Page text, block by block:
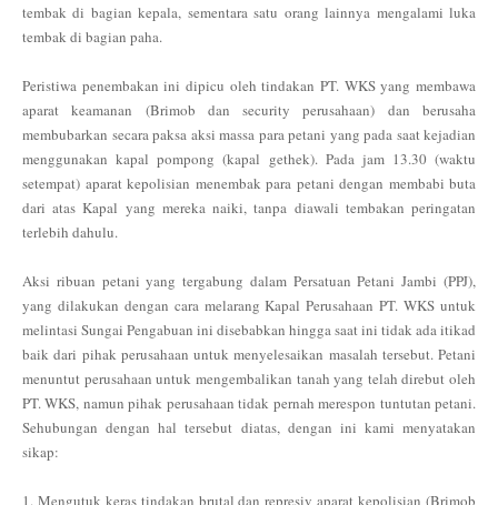
tembak di bagian kepala, sementara satu orang lainnya mengalami luka
tembak di bagian paha.
Peristiwa penembakan ini dipicu oleh tindakan PT. WKS yang membawa
aparat keamanan (Brimob dan security perusahaan) dan berusaha
membubarkan secara paksa aksi massa para petani yang pada saat kejadian
menggunakan kapal pompong (kapal gethek). Pada jam 13.30 (waktu
setempat) aparat kepolisian menembak para petani dengan membabi buta
dari atas Kapal yang mereka naiki, tanpa diawali tembakan peringatan
terlebih dahulu.
Aksi ribuan petani yang tergabung dalam Persatuan Petani Jambi (PPJ),
yang dilakukan dengan cara melarang Kapal Perusahaan PT. WKS untuk
melintasi Sungai Pengabuan ini disebabkan hingga saat ini tidak ada itikad
baik dari pihak perusahaan untuk menyelesaikan masalah tersebut. Petani
menuntut perusahaan untuk mengembalikan tanah yang telah direbut oleh
PT. WKS, namun pihak perusahaan tidak pernah merespon tuntutan petani.
Sehubungan dengan hal tersebut diatas, dengan ini kami menyatakan
sikap:
1. Mengutuk keras tindakan brutal dan represiv aparat kepolisian (Brimob